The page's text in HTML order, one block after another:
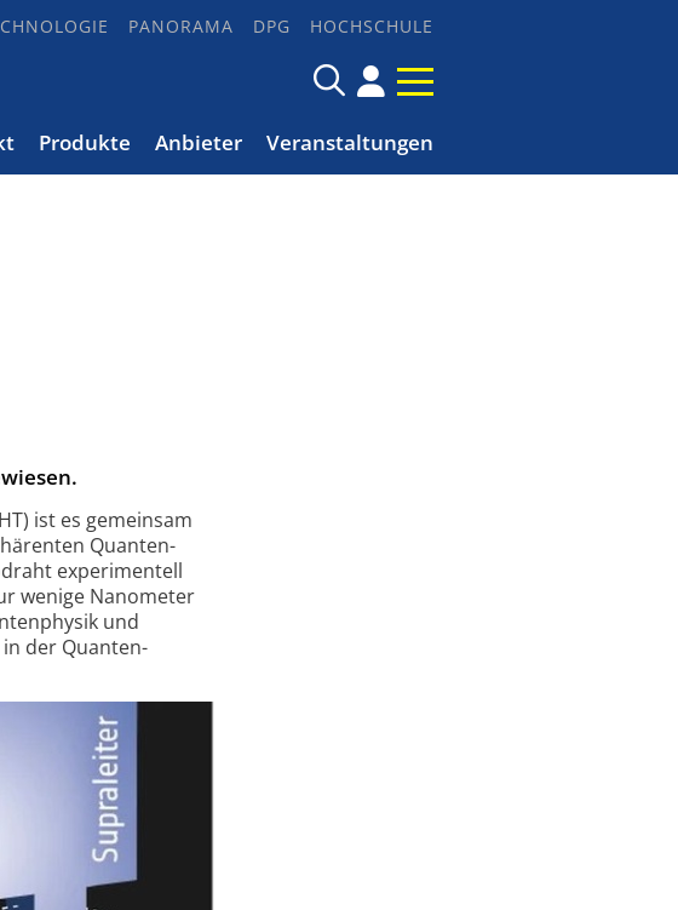
PANORAMA DPG HOCHSCHULE
Produkte Anbieter Veranstaltungen
ist es gemeinsam
Quanten­
experimentell
wenige Nanometer
und
in der Quanten­